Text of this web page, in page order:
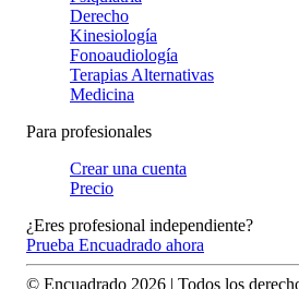
Derecho
Kinesiología
Fonoaudiología
Terapias Alternativas
Medicina
Para profesionales
Crear una cuenta
Precio
¿Eres profesional independiente?
Prueba Encuadrado ahora
© Encuadrado 2026 | Todos los